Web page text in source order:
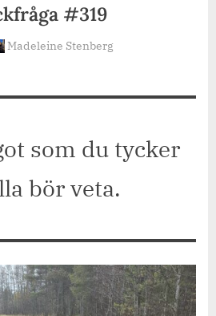
#319
By
Madeleine Stenberg
som du tycker
bör veta.